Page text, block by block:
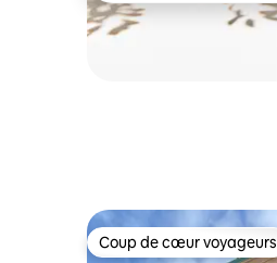
Coup de cœur voyageurs
Coup de cœur voyageurs